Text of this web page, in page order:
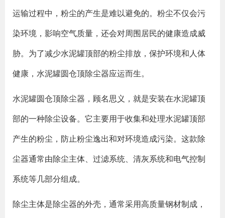
运输过程中，粉尘的产生是难以避免的。粉尘不仅会污
染环境，影响空气质量，还会对周围居民的健康造成威
胁。为了减少水泥罐顶部的粉尘排放，保护环境和人体
健康，水泥罐圆仓顶除尘器应运而生。
水泥罐圆仓顶除尘器，顾名思义，就是安装在水泥罐顶
部的一种除尘设备。它主要用于收集和处理水泥罐顶部
产生的粉尘，防止粉尘逸出和对环境造成污染。这款除
尘器通常由除尘主体、过滤系统、清灰系统和电气控制
系统等几部分组成。
除尘主体是除尘器的外壳，通常采用高质量钢材制成，